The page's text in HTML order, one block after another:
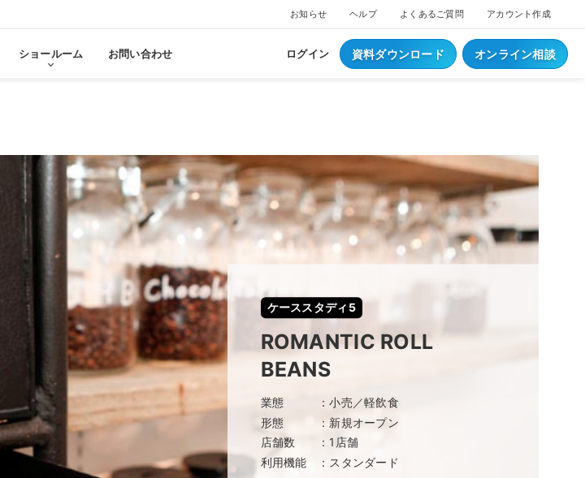
お知らせ ヘルプ よくあるご質問 アカウント作成
分析・管理業務
上分析
レポート機能
算管理
数店舗管理
管理
売店向け在庫管理
周辺機器
ダード
その他サービス
機器サブスクプラン
導入サポートサービス
スマレジ・ウェイター料金
アパレル・小売業で使う 業種別資料はこちら
官公庁・地方自治体で使う
由
フターサポート
導入について
レジ導入について
よくあるご質問
お役立ち情報
POS
レジとは？
POSデータとは？
キャッシュレスとは？
ついて
レル・小売業
・ショッピングモー
導入事例集はこちら
ショールーム
ョールーム
ールーム
お問い合わせ ログイン
スマレジへログイン Waiterへログイン
資料ダウンロード オンライン相談
ケーススタディ5
ROMANTIC ROLL
BEANS
業態
：小売／軽飲食
形態
：新規オープン
店舗数
：1店舗
利用機能
：スタンダード